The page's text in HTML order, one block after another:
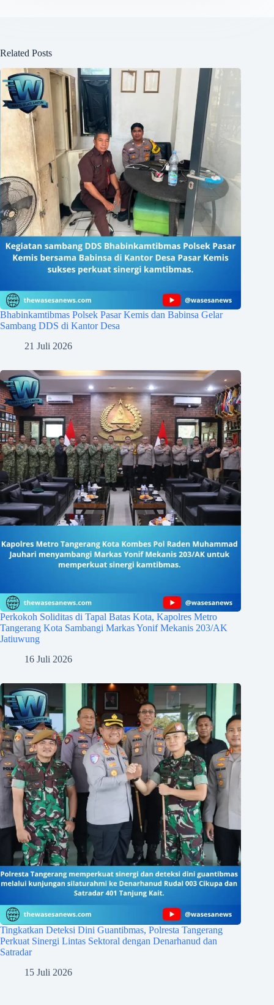
Related Posts
Bhabinkamtibmas Polsek Pasar Kemis dan Babinsa Gelar
Sambang DDS di Kantor Desa
21 Juli 2026
Perkokoh Soliditas di Tapal Batas Kota, Kapolres Metro
Tangerang Kota Sambangi Markas Yonif Mekanis 203/AK
Jatiuwung
16 Juli 2026
Tingkatkan Deteksi Dini Guantibmas, Polresta Tangerang
Perkuat Sinergi Lintas Sektoral dengan Denarhanud dan
Satradar
15 Juli 2026